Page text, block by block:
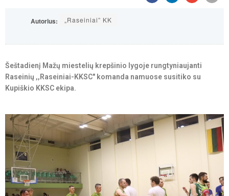
Autorius: „Raseiniai” KK
Šeštadienį Mažų miestelių krepšinio lygoje rungtyniaujanti
Raseinių ,,Raseiniai-KKSC" komanda namuose susitiko su
Kupiškio KKSC ekipa.